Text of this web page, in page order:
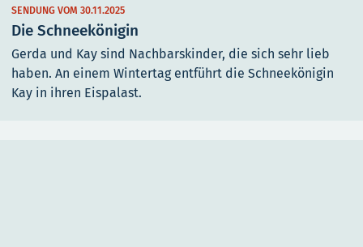
SENDUNG VOM 30.11.2025
Die Schneekönigin
Gerda und Kay sind Nachbarskinder, die sich sehr lieb
haben. An einem Wintertag entführt die Schneekönigin
Kay in ihren Eispalast.